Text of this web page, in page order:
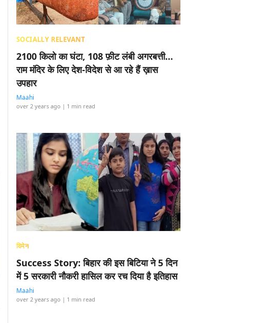
SOCIALLY RELEVANT
2100 किलो का घंटा, 108 फ़ीट लंबी अगरबत्ती…
राम मंदिर के लिए देश-विदेश से आ रहे हैं ख़ास
उपहार
Maahi
over 2 years ago | 1 min read
विमेन
Success Story: बिहार की इस बिटिया ने 5 दिन
में 5 सरकारी नौकरी हासिल कर रच दिया है इतिहास
Maahi
over 2 years ago | 1 min read